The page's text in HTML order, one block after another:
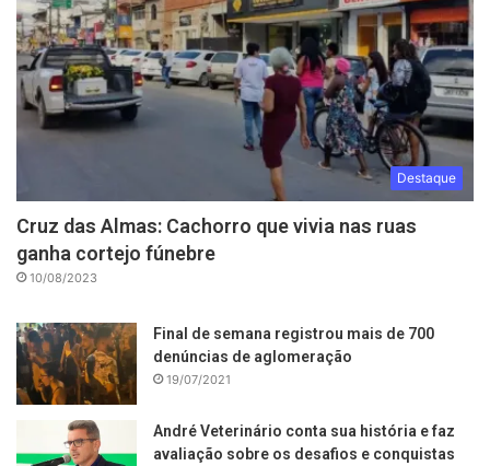
Destaque
Cruz das Almas: Cachorro que vivia nas ruas
ganha cortejo fúnebre
10/08/2023
Final de semana registrou mais de 700
denúncias de aglomeração
19/07/2021
André Veterinário conta sua história e faz
avaliação sobre os desafios e conquistas